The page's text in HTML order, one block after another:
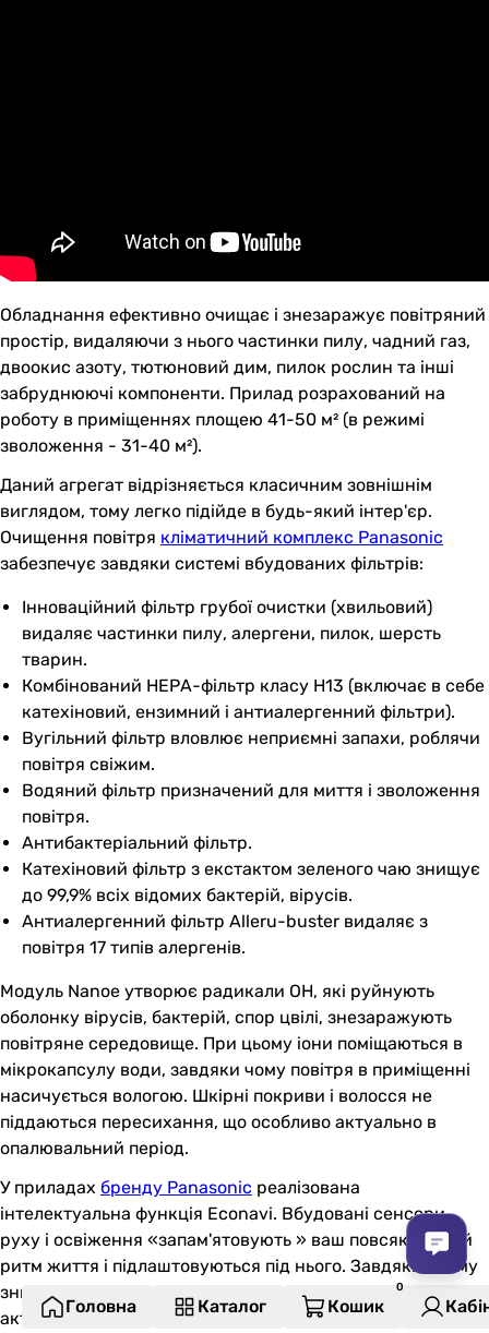
Обладнання ефективно очищає і знезаражує повітряний
простір, видаляючи з нього частинки пилу, чадний газ,
двоокис азоту, тютюновий дим, пилок рослин та інші
забруднюючі компоненти. Прилад розрахований на
роботу в приміщеннях площею 41-50 м² (в режимі
зволоження - 31-40 м²).
Даний агрегат відрізняється класичним зовнішнім
виглядом, тому легко підійде в будь-який інтер'єр.
Очищення повітря кліматичний комплекс Panasonic
забезпечує завдяки системі вбудованих фільтрів:
Інноваційний фільтр грубої очистки (хвильовий)
видаляє частинки пилу, алергени, пилок, шерсть
тварин.
Комбінований НЕРА-фільтр класу Н13 (включає в себе
катехіновий, ензимний і антиалергенний фільтри).
Вугільний фільтр вловлює неприємні запахи, роблячи
повітря свіжим.
Водяний фільтр призначений для миття і зволоження
повітря.
Антибактеріальний фільтр.
Катехіновий фільтр з екстактом зеленого чаю знищує
до 99,9% всіх відомих бактерій, вірусів.
Антиалергенний фільтр Alleru-buster видаляє з
повітря 17 типів алергенів.
Модуль Nanoe утворює радикали ОН, які руйнують
оболонку вірусів, бактерій, спор цвілі, знезаражують
повітряне середовище. При цьому іони поміщаються в
мікрокапсулу води, завдяки чому повітря в приміщенні
насичується вологою. Шкірні покриви і волосся не
піддаються пересихання, що особливо актуально в
опалювальний період.
У приладах бренду Panasonic реалізована
інтелектуальна функція Econavi. Вбудовані сенсори
руху і освіження «запам'ятовують » ваш повсякденний
ритм життя і підлаштовуються під нього. Завдяки цьому
знижується споживання електроенергії, так як прилад
активізується в певні години.
Головна Каталог Кошик